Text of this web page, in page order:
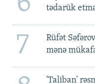
tədarük
7
Rüfət
mənə
'Taliban'